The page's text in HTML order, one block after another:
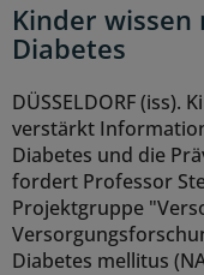
Kinder wissen
Diabetes
DÜSSELDORF (iss).
verstärkt
Diabetes und die
fordert Professor
Projektgruppe
Diabetes mellitus